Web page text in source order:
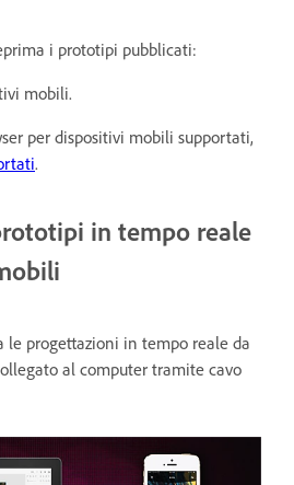
i prototipi pubblicati:
mobili.
per dispositivi mobili supportati,
.
in tempo reale
le progettazioni in tempo reale da
al computer tramite cavo